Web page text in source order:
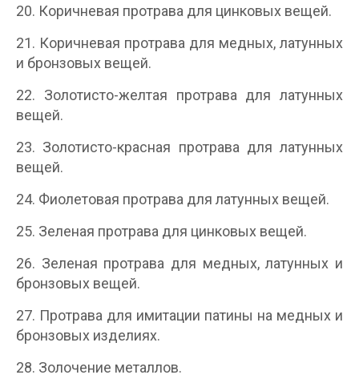
20. Коричневая протрава для цинковых вещей.
21. Коричневая протрава для медных, латунных
и бронзовых вещей.
22. Золотисто-желтая протрава для латунных
вещей.
23. Золотисто-красная протрава для латунных
вещей.
24. Фиолетовая протрава для латунных вещей.
25. Зеленая протрава для цинковых вещей.
26. Зеленая протрава для медных, латунных и
бронзовых вещей.
27. Протрава для имитации патины на медных и
бронзовых изделиях.
28. Золочение металлов.